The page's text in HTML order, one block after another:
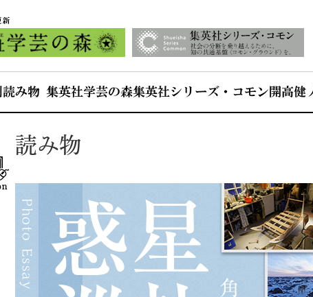
読み物 集英社学芸の森集英社シリーズ・コモン 開高健
読み物